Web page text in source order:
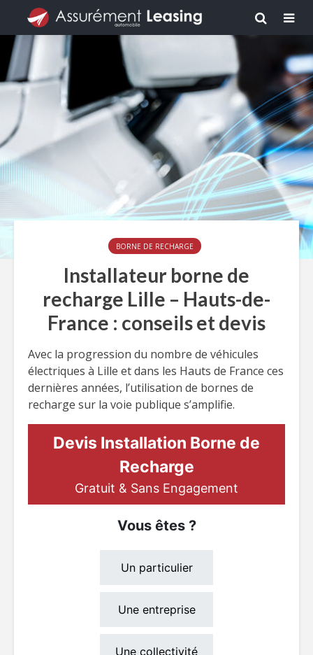
BORNE DE RECHARGE
Installateur borne de
recharge Lille – Hauts-de-
France : conseils et devis
Avec la progression du nombre de véhicules
électriques à Lille et dans les Hauts de France ces
dernières années, l’utilisation de bornes de
recharge sur la voie publique s’amplifie.